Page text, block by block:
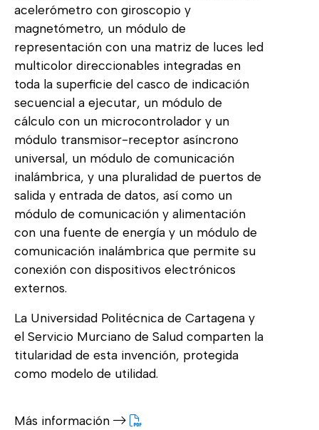
acelerómetro con giroscopio y
magnetómetro, un módulo de
representación con una matriz de luces led
multicolor direccionables integradas en
toda la superficie del casco de indicación
secuencial a ejecutar, un módulo de
cálculo con un microcontrolador y un
módulo transmisor-receptor asíncrono
universal, un módulo de comunicación
inalámbrica, y una pluralidad de puertos de
salida y entrada de datos, así como un
módulo de comunicación y alimentación
con una fuente de energía y un módulo de
comunicación inalámbrica que permite su
conexión con dispositivos electrónicos
externos.
La Universidad Politécnica de Cartagena y
el Servicio Murciano de Salud comparten la
titularidad de esta invención, protegida
como modelo de utilidad.
Más información